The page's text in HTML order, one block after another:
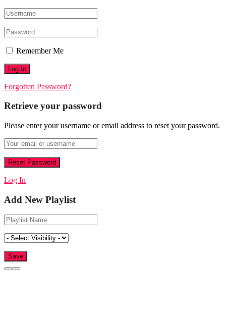
Remember Me
Forgotten Password?
Retrieve your password
Please enter your username or email address to reset your password.
Log In
Add New Playlist